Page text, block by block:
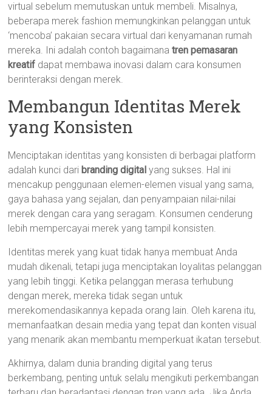
virtual sebelum memutuskan untuk membeli. Misalnya,
beberapa merek fashion memungkinkan pelanggan untuk
‘mencoba’ pakaian secara virtual dari kenyamanan rumah
mereka. Ini adalah contoh bagaimanatren pemasaran
kreatif dapat membawa inovasi dalam cara konsumen
berinteraksi dengan merek.
Membangun Identitas Merek
yang Konsisten
Menciptakan identitas yang konsisten di berbagai platform
adalah kunci dari branding digital yang sukses. Hal ini
mencakup penggunaan elemen-elemen visual yang sama,
gaya bahasa yang sejalan, dan penyampaian nilai-nilai
merek dengan cara yang seragam. Konsumen cenderung
lebih mempercayai merek yang tampil konsisten.
Identitas merek yang kuat tidak hanya membuat Anda
mudah dikenali, tetapi juga menciptakan loyalitas pelanggan
yang lebih tinggi. Ketika pelanggan merasa terhubung
dengan merek, mereka tidak segan untuk
merekomendasikannya kepada orang lain. Oleh karena itu,
memanfaatkan desain media yang tepat dan konten visual
yang menarik akan membantu memperkuat ikatan tersebut.
Akhirnya, dalam dunia branding digital yang terus
berkembang, penting untuk selalu mengikuti perkembangan